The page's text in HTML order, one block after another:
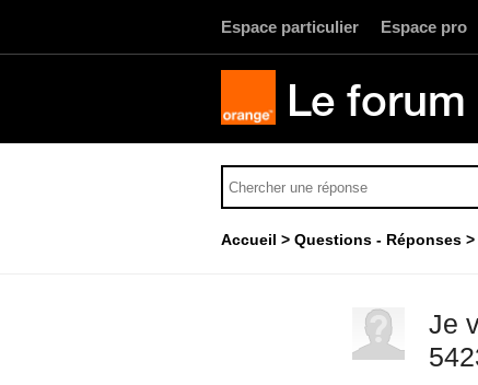
Espace particulier Espace pro
Le
Accueil Questions - Réponses
Je